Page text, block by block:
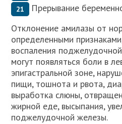
Прерывание
Отклонение амилазы от
определенными
воспаления
могут появляться боли в
эпигастральной зоне,
пищи, тошнота и рвота,
выработка слюны,
жирной еде, высыпания,
поджелудочной железы.